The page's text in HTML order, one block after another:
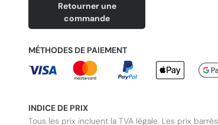
Retourner une
commande
MÉTHODES DE PAIEMENT
INDICE DE PRIX
Tous les prix incluent la TVA légale. Les prix barrés